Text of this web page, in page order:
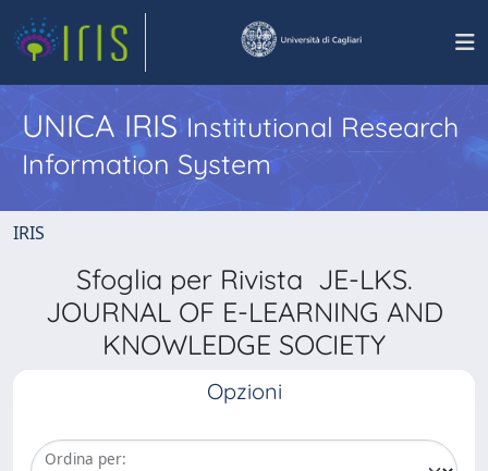
UNICA IRISInstitutional Research
Information System
IRIS
Sfoglia per Rivista JE-LKS.
JOURNAL OF E-LEARNING AND
KNOWLEDGE SOCIETY
Opzioni
Ordina per: